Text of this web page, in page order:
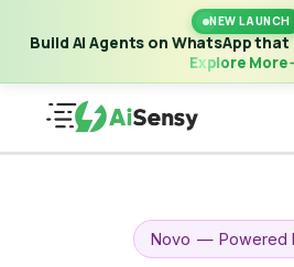
NEW LAUNCH
Build AI Agents on WhatsApp
Explore More
New Launch | Build AI Agents on
convert 24/7·
Novo — Powered